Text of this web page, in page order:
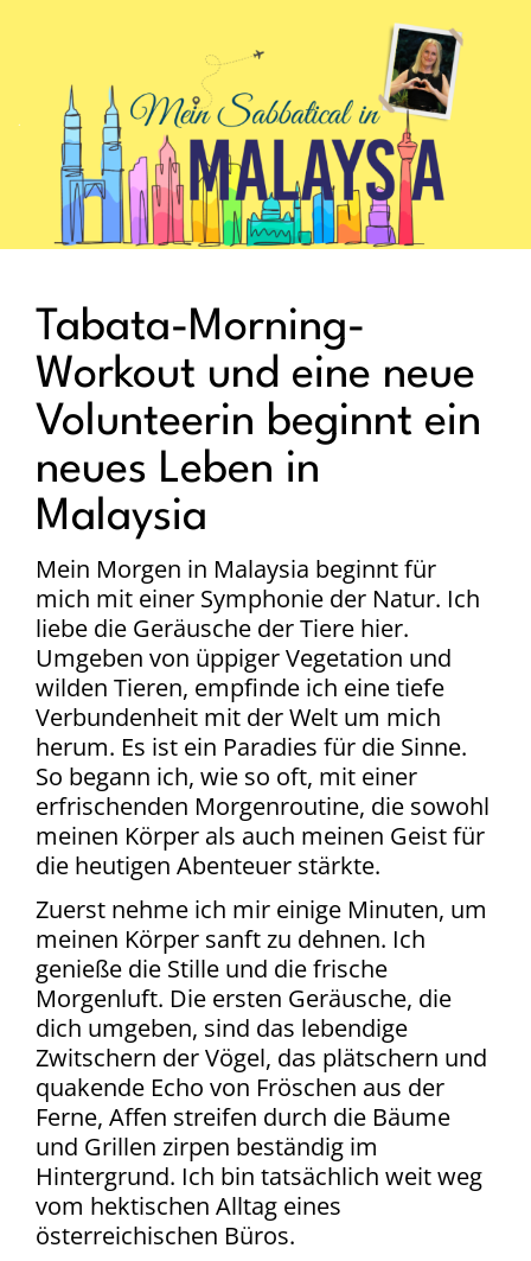
.
Tabata-Morning-
Workout und eine neue
Volunteerin beginnt ein
neues Leben in
Malaysia
Mein Morgen in Malaysia beginnt für
mich mit einer Symphonie der Natur. Ich
liebe die Geräusche der Tiere hier.
Umgeben von üppiger Vegetation und
wilden Tieren, empfinde ich eine tiefe
Verbundenheit mit der Welt um mich
herum. Es ist ein Paradies für die Sinne.
So begann ich, wie so oft, mit einer
erfrischenden Morgenroutine, die sowohl
meinen Körper als auch meinen Geist für
die heutigen Abenteuer stärkte.
Zuerst nehme ich mir einige Minuten, um
meinen Körper sanft zu dehnen. Ich
genieße die Stille und die frische
Morgenluft. Die ersten Geräusche, die
dich umgeben, sind das lebendige
Zwitschern der Vögel, das plätschern und
quakende Echo von Fröschen aus der
Ferne, Affen streifen durch die Bäume
und Grillen zirpen beständig im
Hintergrund. Ich bin tatsächlich weit weg
vom hektischen Alltag eines
österreichischen Büros.